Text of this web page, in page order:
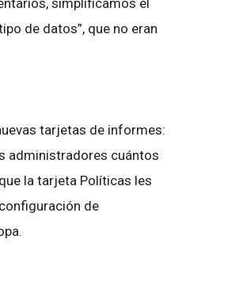
de datos”, que no eran
tarjetas de informes:
administradores cuántos
la tarjeta Políticas les
de